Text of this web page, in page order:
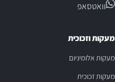
וואטסאפ
מעקות וזכוכית
מעקות אלומיניום
מעקות זכוכית